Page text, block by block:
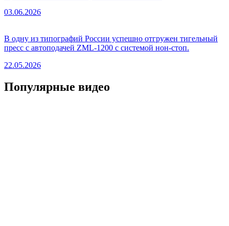
03.06.2026
В одну из типографий России успешно отгружен тигельный
пресс с автоподачей ZML-1200 с системой нон-стоп.
22.05.2026
Популярные видео